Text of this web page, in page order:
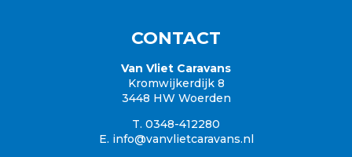
Campers
Garantie
Inkoop / Caravan verkopen
Verzekering
Betaalgemak
CONTACT
Van Vliet Caravans
Kromwijkerdijk 8
3448 HW Woerden
T. 0348-412280
E. info@vanvlietcaravans.nl